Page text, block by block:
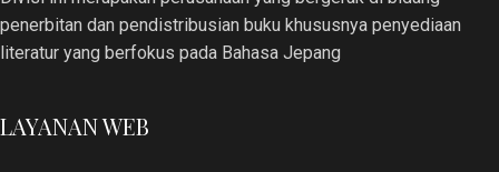
penerbitan dan pendistribusian buku khususnya penyediaan
literatur yang berfokus pada Bahasa Jepang
LAYANAN WEB